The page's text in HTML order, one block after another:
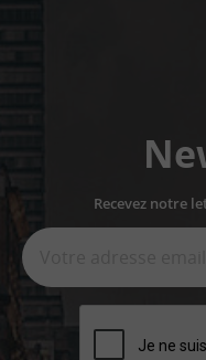
Recevez notre